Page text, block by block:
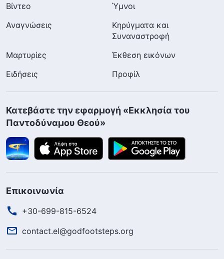
Βίντεο
Ύμνοι
Αναγνώσεις
Κηρύγματα και
Συναναστροφή
Μαρτυρίες
Έκθεση εικόνων
Ειδήσεις
Προφίλ
Κατεβάστε την εφαρμογή «Εκκλησία του
Παντοδύναμου Θεού»
Επικοινωνία
+30-699-815-6524
contact.el@godfootsteps.org